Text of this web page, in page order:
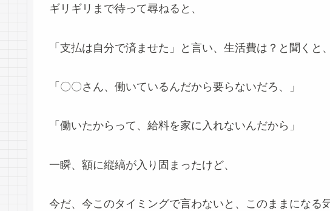
ギリギリまで待って尋ねると、
「支払は自分で済ませた」と言い、生活費は？と聞くと、
「〇〇さん、働いているんだから要らないだろ、」
「働いたからって、給料を家に入れないんだから」
一瞬、額に縦縞が入り固まったけど、
今だ、今このタイミングで言わないと、このままになる